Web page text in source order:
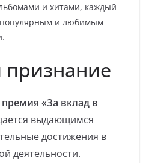
и хитами, каждый
популярным и любимым
«За вклад в
выдающимся
достижения в
деятельности.